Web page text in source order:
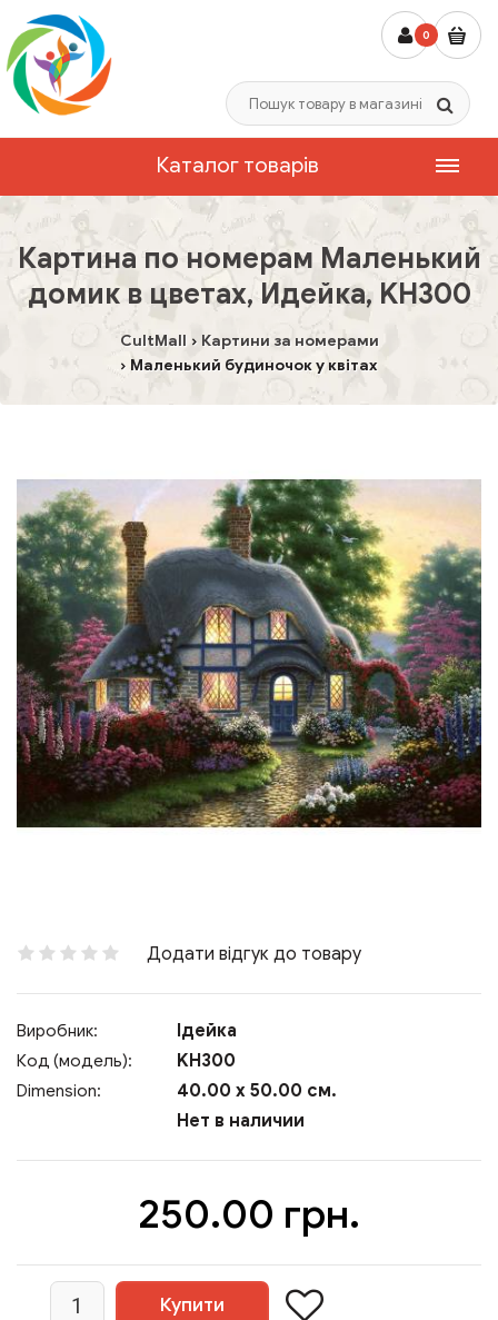
0
Каталог товарів
Картина по номерам Маленький
домик в цветах, Идейка, KH300
CultMall
Картини за номерами
Маленький будиночок у квітах
Додати відгук до товару
Виробник: Ідейка
Код (модель): KH300
Dimension:
40.00 x 50.00 см.
Нет в наличии
250.00 грн.